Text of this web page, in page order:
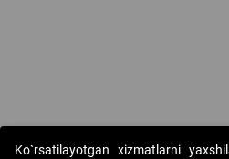
Ko`rsatilayotgan xizmatlarni